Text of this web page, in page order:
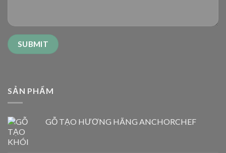
SẢN PHẨM
GỖ TẠO HƯƠNG HÃNG ANCHORCHEF